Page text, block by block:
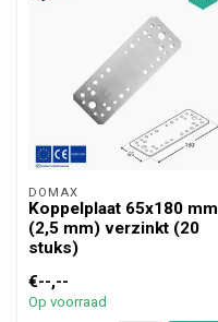
DOMAX
Koppelplaat 65x180 mm
(2,5 mm) verzinkt (20
stuks)
€--,--
Op voorraad